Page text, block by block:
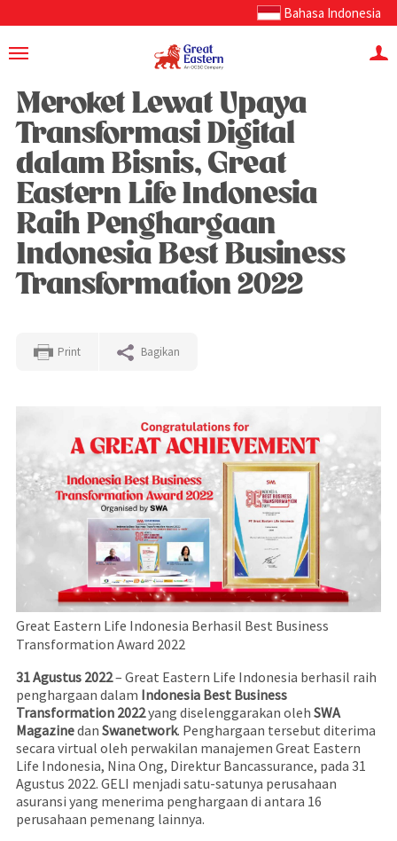
Bahasa Indonesia
Meroket Lewat Upaya
Transformasi Digital
dalam Bisnis, Great
Eastern Life Indonesia
Raih Penghargaan
Indonesia Best Business
Transformation 2022
Print Bagikan
Great Eastern Life Indonesia Berhasil Best Business
Transformation Award 2022
31 Agustus 2022– Great Eastern Life Indonesia berhasil raih
penghargaan dalam Indonesia Best Business
Transformation 2022yang diselenggarakan oleh SWA
Magazinedan Swanetwork. Penghargaan tersebut diterima
secara virtual oleh perwakilan manajemen Great Eastern
Life Indonesia, Nina Ong, Direktur Bancassurance, pada 31
Agustus 2022. GELI menjadi satu-satunya perusahaan
asuransi yang menerima penghargaan di antara 16
perusahaan pemenang lainnya.